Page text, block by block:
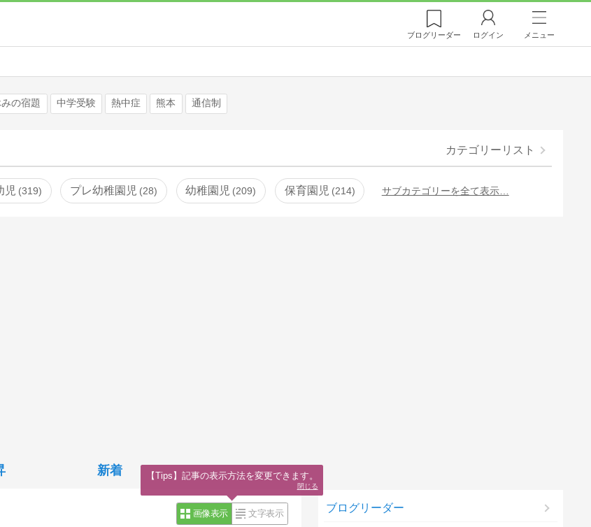
ブログリーダー ログイン メニュー
の宿題 中学受験 熱中症 熊本 通信制
カテゴリーリスト
児 319 プレ幼稚園児 28 幼稚園児 209 保育園児 214 サブカテゴリーを全て表示…
新着
画像表示 文字表示 ブログリーダー
【Tips】記事の表示方法を変更できます。
閉じる